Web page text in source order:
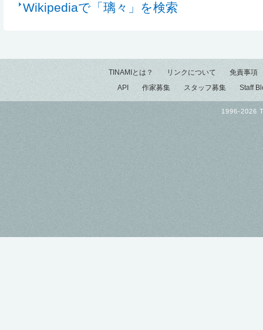
Wikipediaで「璃々」を検索
TINAMIとは？ リンクについて
免責事項
API
作家募集 スタッフ募集 Staff
1996-2026